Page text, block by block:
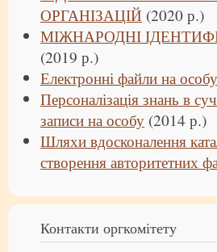
ОРГАНІЗАЦІЙ (2020 р.)
МІЖНАРОДНІ
(2019 р.)
Електронні файли на
Персоналізація знань в
записи на особу (2014 р.)
Шляхи вдосконалення
створення авторитетних
Контакти оргкомітету